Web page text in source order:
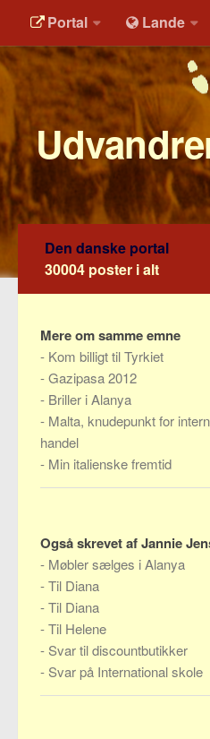
Portal Lande
Den danske portal
30004 poster i alt
Mere om samme emne
- Kom billigt til Tyrkiet
-Gazipasa 2012
- Briller i Alanya
- Malta, knudepunkt for
handel
- Min italienske fremtid
Også skrevet af Jannie
- Møbler sælges i Alanya
-Til Diana
-Til Diana
-Til Helene
- Svar til discountbutikker
- Svar på International skole